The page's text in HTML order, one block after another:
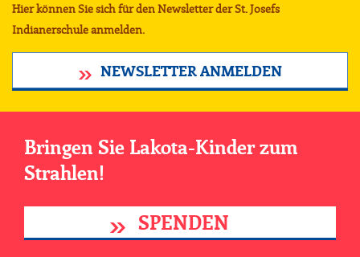
Hier können Sie sich für den Newsletter der St. Josefs
Indianerschule anmelden.
NEWSLETTER ANMELDEN
Bringen Sie Lakota-Kinder zum
Strahlen!
SPENDEN